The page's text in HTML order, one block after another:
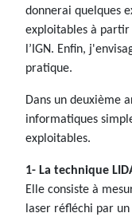
donnerai quelques
exploitables à partir
l’IGN. Enfin,
pratique.
Dans un deuxième
informatiques
exploitables.
1- La technique
Elle consiste à
laser réfléchi par